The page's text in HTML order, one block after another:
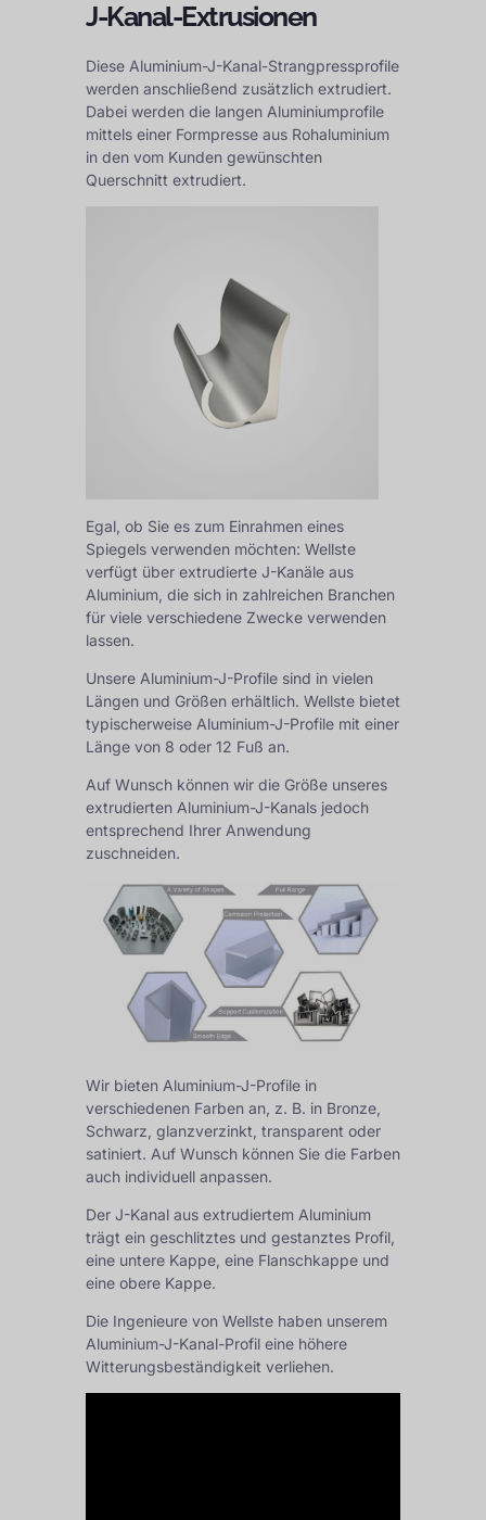
J-Kanal-Extrusionen
Diese Aluminium-J-Kanal-Strangpressprofile
werden anschließend zusätzlich extrudiert.
Dabei werden die langen Aluminiumprofile
mittels einer Formpresse aus Rohaluminium
in den vom Kunden gewünschten
Querschnitt extrudiert.
Egal, ob Sie es zum Einrahmen eines
Spiegels verwenden möchten: Wellste
verfügt über extrudierte J-Kanäle aus
Aluminium, die sich in zahlreichen Branchen
für viele verschiedene Zwecke verwenden
lassen.
Unsere Aluminium-J-Profile sind in vielen
Längen und Größen erhältlich. Wellste bietet
typischerweise Aluminium-J-Profile mit einer
Länge von 8 oder 12 Fuß an.
Auf Wunsch können wir die Größe unseres
extrudierten Aluminium-J-Kanals jedoch
entsprechend Ihrer Anwendung
zuschneiden.
Wir bieten Aluminium-J-Profile in
verschiedenen Farben an, z. B. in Bronze,
Schwarz, glanzverzinkt, transparent oder
satiniert. Auf Wunsch können Sie die Farben
auch individuell anpassen.
Der J-Kanal aus extrudiertem Aluminium
trägt ein geschlitztes und gestanztes Profil,
eine untere Kappe, eine Flanschkappe und
eine obere Kappe.
Die Ingenieure von Wellste haben unserem
Aluminium-J-Kanal-Profil eine höhere
Witterungsbeständigkeit verliehen.